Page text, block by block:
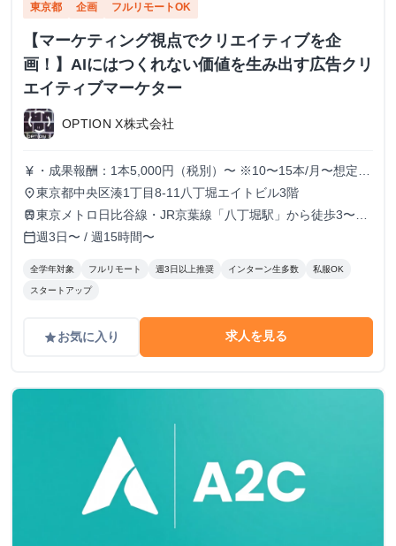
東京都 企画 フルリモートOK
【マーケティング視点でクリエイティブを企
画！】AIにはつくれない価値を生み出す広告クリ
エイティブマーケター
OPTION X株式会社
currency_yen ・成果報酬：1本5,000円（税別）〜 ※10〜15本/月〜想定
※経験、実績、能力等によって変動 ※トライアル期間の場
合変動あり
place東京都中央区湊1丁目8-11八丁堀エイトビル3階
train東京メトロ日比谷線・JR京葉線「八丁堀駅」から徒歩3〜6
分
calendar_today週3日〜 / 週15時間〜
全学年対象 フルリモート 週3日以上推奨 インターン生多数 私服OK
スタートアップ
gradeお気に入り 求人を見る